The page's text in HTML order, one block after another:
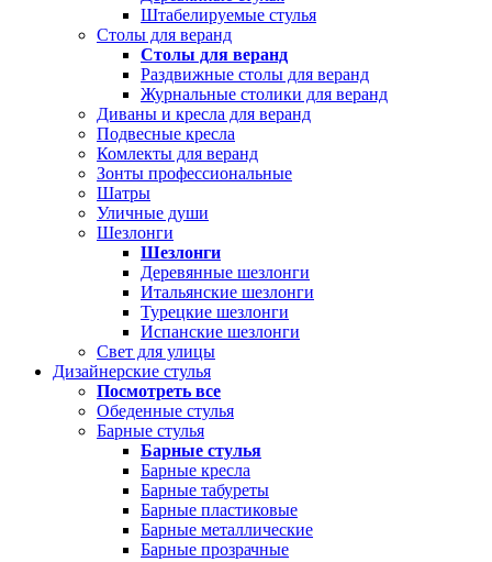
Штабелируемые стулья
Столы для веранд
Столы для веранд
Раздвижные столы для веранд
Журнальные столики для веранд
Диваны и кресла для веранд
Подвесные кресла
Комлекты для веранд
Зонты профессиональные
Шатры
Уличные души
Шезлонги
Шезлонги
Деревянные шезлонги
Итальянские шезлонги
Турецкие шезлонги
Испанские шезлонги
Свет для улицы
Дизайнерские стулья
Посмотреть все
Обеденные стулья
Барные стулья
Барные стулья
Барные кресла
Барные табуреты
Барные пластиковые
Барные металлические
Барные прозрачные